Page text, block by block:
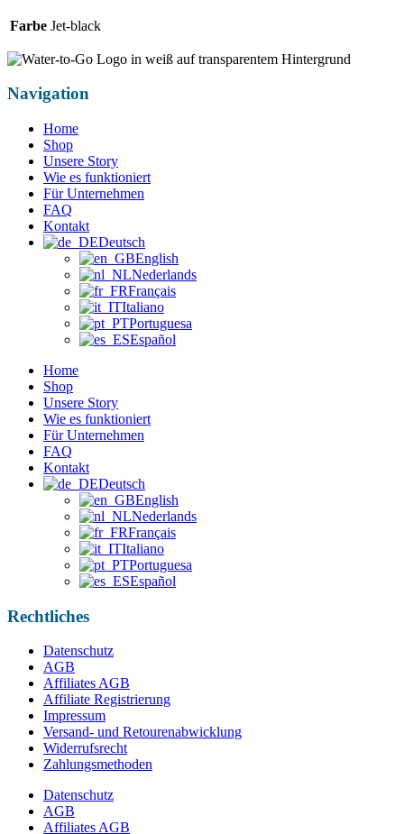
Farbe Jet-black
Navigation
Home
Shop
Unsere Story
Wie es funktioniert
Für Unternehmen
FAQ
Kontakt
Deutsch
English
Nederlands
Français
Italiano
Portuguesa
Español
Home
Shop
Unsere Story
Wie es funktioniert
Für Unternehmen
FAQ
Kontakt
Deutsch
English
Nederlands
Français
Italiano
Portuguesa
Español
Rechtliches
Datenschutz
AGB
Affiliates AGB
Affiliate Registrierung
Impressum
Versand- und Retourenabwicklung
Widerrufsrecht
Zahlungsmethoden
Datenschutz
AGB
Affiliates AGB